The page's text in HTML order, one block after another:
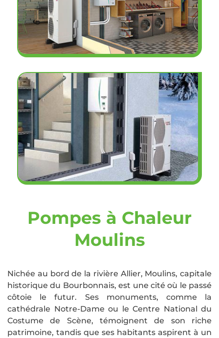
Pompes à Chaleur
Moulins
Nichée au bord de la rivière Allier, Moulins, capitale
historique du Bourbonnais, est une cité où le passé
côtoie le futur. Ses monuments, comme la
cathédrale Notre-Dame ou le Centre National du
Costume de Scène, témoignent de son riche
patrimoine, tandis que ses habitants aspirent à un